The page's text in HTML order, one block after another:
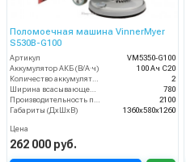
Поломоечная машина VinnerMyer
S530B-G100
Артикул
VM5350-G100
Аккумулятор АКБ (В/А·ч)
100 Ач С20
2
780
2100
Габариты (ДхШхВ)
1360х580х1260
Цена
262 000 руб.